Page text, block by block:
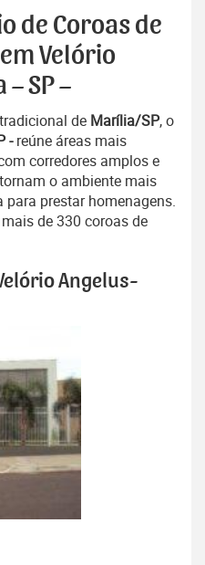
de Coroas de
Velório
SP –
de Marília/SP, o
-reúne áreas mais
corredores amplos e
o ambiente mais
prestar homenagens.
de 330 coroas de
Angelus-